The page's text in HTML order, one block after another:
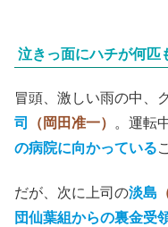
泣きっ面にハチが何匹
冒頭、激しい雨の中、
司
（岡田准一） 。運転
の病院に向かっている
だが、次に上司の淡島
団仙葉組からの裏金受